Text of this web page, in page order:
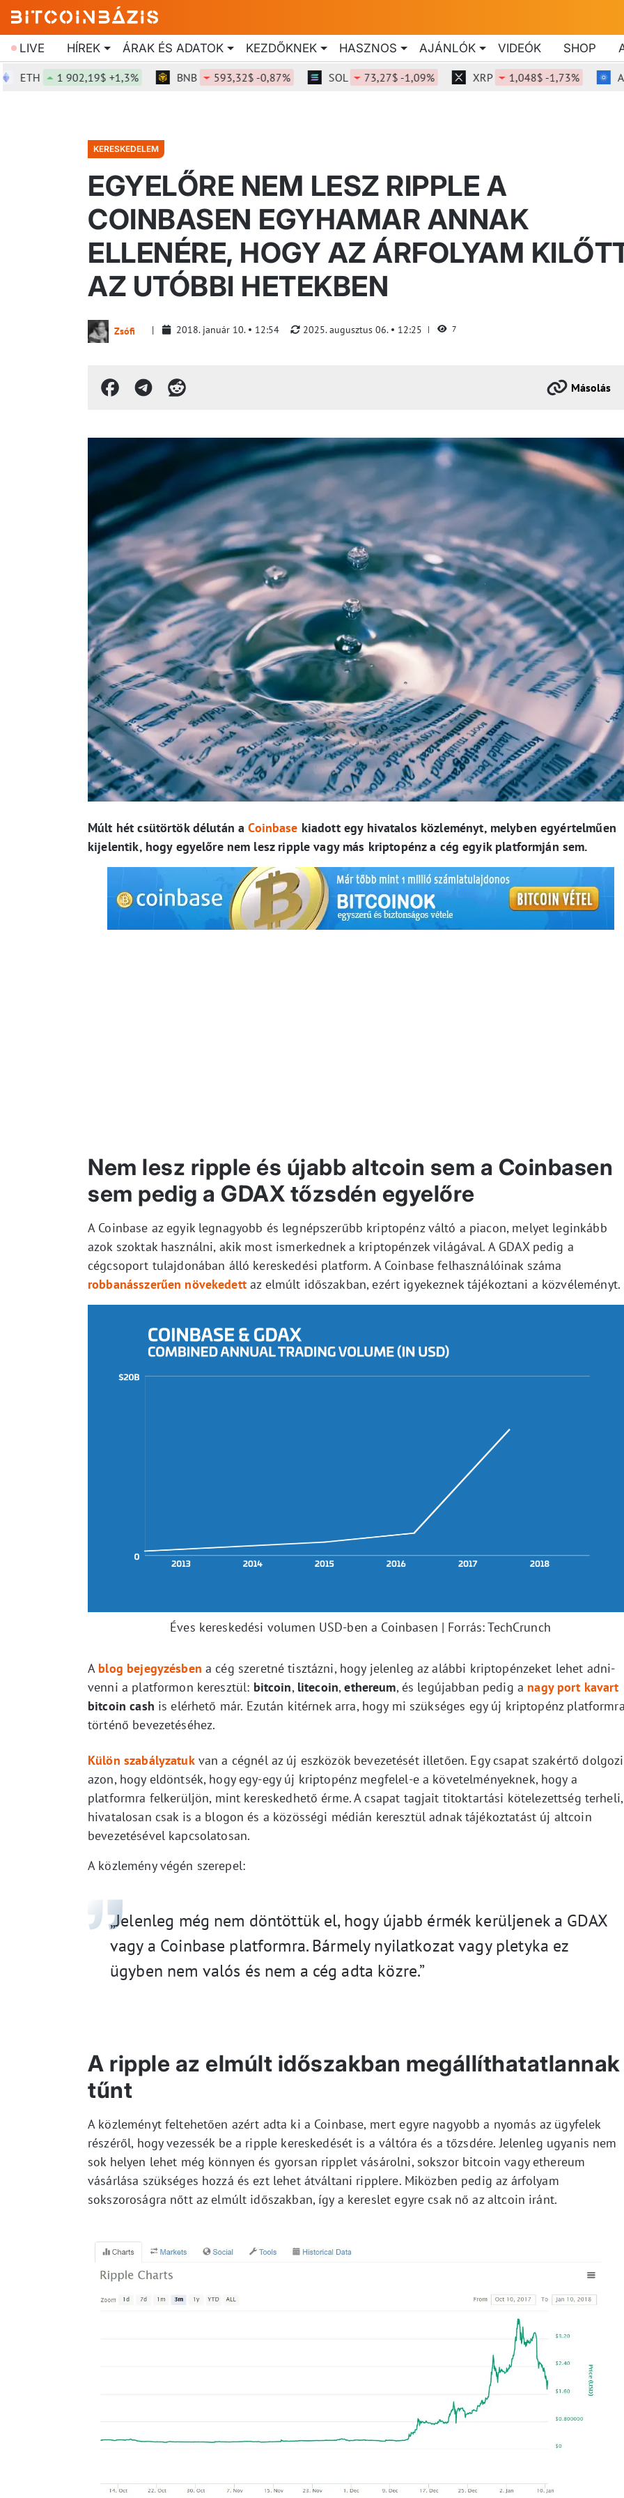
LIVE HÍREK ÁRAK ÉS ADATOK KEZDŐKNEK HASZNOS AJÁNLÓK VIDEÓK SHOP
1 902,19$ +1,3% BNB 593,32$ -0,87% SOL 73,27$ -1,09% XRP 1,048$ -1,73% ADA
KERESKEDELEM
EGYELŐRE NEM LESZ RIPPLE A
COINBASEN EGYHAMAR ANNAK
ELLENÉRE, HOGY AZ ÁRFOLYAM
AZ UTÓBBI HETEKBEN
Zsófi 2018. január 10. 12:54 2025. augusztus 06. 12:25 7
Másolás
Múlt hét csütörtök délután aCoinbase kiadott egy hivatalos közleményt, melyben egyértelműen
kijelentik, hogy egyelőre nem lesz ripple vagy más kriptopénz a cég egyik platformján sem.
Nem lesz ripple és újabb altcoin sem a Coinbasen
sem pedig a GDAX tőzsdén egyelőre
A Coinbase az egyik legnagyobb és legnépszerűbb kriptopénz váltó a piacon, melyet leginkább
azok szoktak használni, akik most ismerkednek a kriptopénzek világával. A GDAX pedig a
cégcsoport tulajdonában álló kereskedési platform. A Coinbase felhasználóinak száma
robbanásszerűen növekedettaz elmúlt időszakban, ezért igyekeznek tájékoztani a közvéleményt.
Éves kereskedési volumen USD-ben a Coinbasen | Forrás: TechCrunch
A blog bejegyzésben a cég szeretné tisztázni, hogy jelenleg az alábbi kriptopénzeket lehet adni-
venni a platformon keresztül: bitcoin, litecoin,ethereum, és legújabban pedig a nagy port kavart
bitcoin cash is elérhető már. Ezután kitérnek arra, hogy mi szükséges egy új kriptopénz
történő bevezetéséhez.
Külön szabályzatukvan a cégnél az új eszközök bevezetését illetően. Egy csapat szakértő
azon, hogy eldöntsék, hogy egy-egy új kriptopénz megfelel-e a követelményeknek, hogy a
platformra felkerüljön, mint kereskedhető érme. A csapat tagjait titoktartási kötelezettség terheli,
hivatalosan csak is a blogon és a közösségi médián keresztül adnak tájékoztatást új altcoin
bevezetésével kapcsolatosan.
A közlemény végén szerepel:
„Jelenleg még nem döntöttük el, hogy újabb érmék kerüljenek a GDAX
vagy a Coinbase platformra. Bármely nyilatkozat vagy pletyka ez
ügyben nem valós és nem a cég adta közre.”
A ripple az elmúlt időszakban megállíthatatlannak
tűnt
A közleményt feltehetően azért adta ki a Coinbase, mert egyre nagyobb a nyomás az ügyfelek
részéről, hogy vezessék be a ripple kereskedését is a váltóra és a tőzsdére. Jelenleg ugyanis nem
sok helyen lehet még könnyen és gyorsan ripplet vásárolni, sokszor bitcoin vagy ethereum
vásárlása szükséges hozzá és ezt lehet átváltani ripplere. Miközben pedig az árfolyam
sokszoroságra nőtt az elmúlt időszakban, így a kereslet egyre csak nő az altcoin iránt.